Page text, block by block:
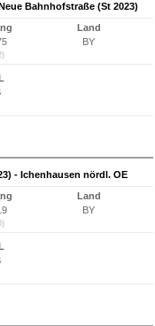
Bahnhofstraße (St 2023)
Land
BY
- Ichenhausen nördl. OE
Land
BY